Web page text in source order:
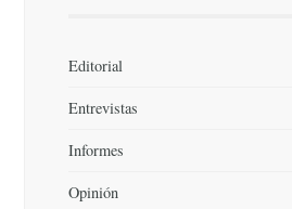
Editorial
Entrevistas
Informes
Opinión